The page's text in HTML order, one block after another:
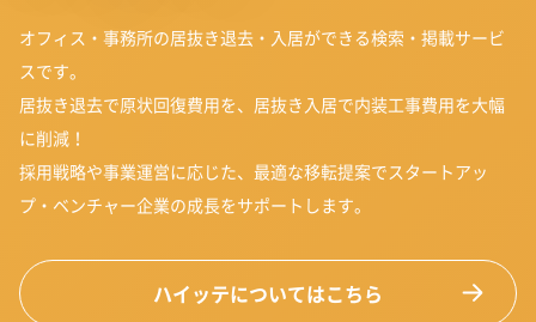
オフィス・事務所の居抜き退去・入居ができる検索・掲載サービ
スです。
居抜き退去で原状回復費用を、居抜き入居で内装工事費用を大幅
に削減！
採用戦略や事業運営に応じた、最適な移転提案でスタートアッ
プ・ベンチャー企業の成長をサポートします。
ハイッテについてはこちら